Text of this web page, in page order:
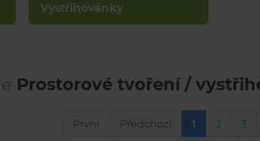
Vystřihovánky
Prostorové tvoření /
První Předchozí 1 2 3